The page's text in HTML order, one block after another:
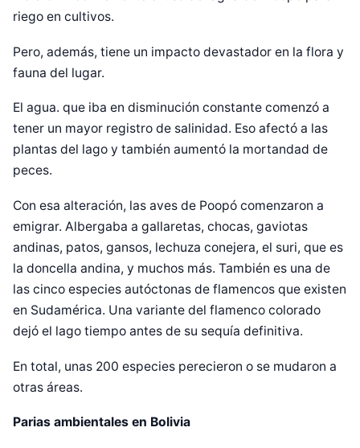
riego en cultivos.
Pero, además, tiene un impacto devastador en la flora y
fauna del lugar.
El agua. que iba en disminución constante comenzó a
tener un mayor registro de salinidad. Eso afectó a las
plantas del lago y también aumentó la mortandad de
peces.
Con esa alteración, las aves de Poopó comenzaron a
emigrar. Albergaba a gallaretas, chocas, gaviotas
andinas, patos, gansos, lechuza conejera, el suri, que es
la doncella andina, y muchos más. También es una de
las cinco especies autóctonas de flamencos que existen
en Sudamérica. Una variante del flamenco colorado
dejó el lago tiempo antes de su sequía definitiva.
En total, unas 200 especies perecieron o se mudaron a
otras áreas.
Parias ambientales en Bolivia